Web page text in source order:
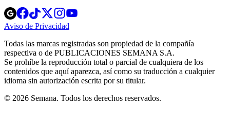
Opens
in
new
Opens
in
new
Opens
in
new
window
Opens
new
windowwindow
Aviso de Privacidad
new
window
Todas las marcas registradas son propiedad de la compañía
respectiva o de PUBLICACIONES SEMANA S.A.
Se prohíbe la reproducción total o parcial de cualquiera de los
contenidos que aquí aparezca, así como su traducción a cualquier
idioma sin autorización escrita por su titular.
© 2026 Semana. Todos los derechos reservados.